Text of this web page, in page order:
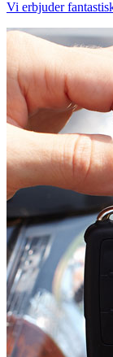
Vi erbjuder